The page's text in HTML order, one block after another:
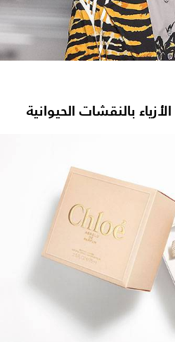
بالنقشات الحيوانية